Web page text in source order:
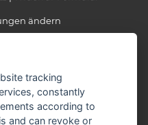
ändern
/ 4507
/ 63978
tracking
constantly
according to
and can revoke or